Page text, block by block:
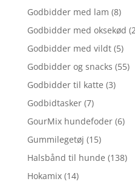
Godbidder med lam (8)
Godbidder med oksekød
Godbidder med vildt (5)
Godbidder og snacks (55)
Godbidder til katte (3)
Godbidtasker (7)
GourMix hundefoder (6)
Gummilegetøj (15)
Halsbånd til hunde (138)
Hokamix (14)